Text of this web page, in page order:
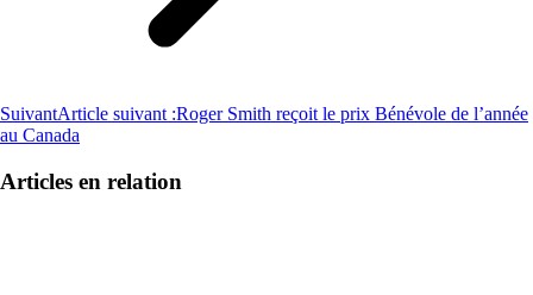
SuivantArticle suivant :Roger Smith reçoit le prix Bénévole de l’année
au Canada
Articles en relation